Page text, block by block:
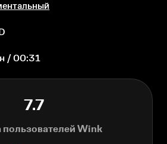
/ 00:31
7.7
пользователей Wink